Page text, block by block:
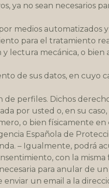
ya no sean necesarios
medios automatizados
para el tratamiento
lectura mecánica, o
de sus datos, en cuyo
de perfiles. Dichos
por usted o, en su
o bien físicamente
Española de
– Igualmente, podrá
con la
para anular de
un email a la